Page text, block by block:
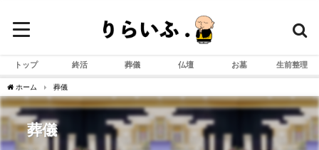
トップ 終活 葬儀 仏壇 お墓 生前整理
ホーム 葬儀
葬儀